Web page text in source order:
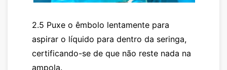
2.5 Puxe o êmbolo lentamente para
aspirar o líquido para dentro da seringa,
certificando-se de que não reste nada na
ampola.